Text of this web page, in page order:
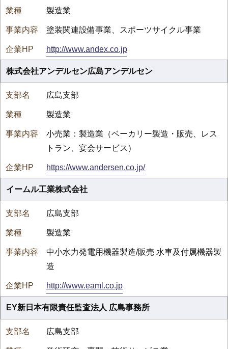
製造業
塗装関連設備事業、スポーツサイクル事業
http://www.andex.co.jp
株式会社アンデルセン広島アンデルセン
広島支部
製造業
小売業：製造業（ベーカリー製造・販売、レス
トラン、宴会サービス）
https://www.andersen.co.jp/
イームル工業株式会社
広島支部
製造業
中小水力発電用機器製造/販売 水車及付属機器製
造
http://www.eaml.co.jp
EY新日本有限責任監査法人 広島事務所
広島支部